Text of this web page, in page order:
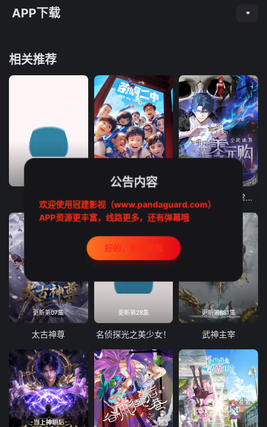
APP下载
相关推荐
掌门低调点
更新第04集
全民诡异：开局掌握零元购动态漫画
更新第07集
太古神尊
更新第28集
名侦探光之美少女！
更新第681集
武神主宰
公告内容
欢迎使用冠建影视（www.pandaguard.com）
APP资源更丰富，线路更多，还有弹幕哦
好的，我记住啦